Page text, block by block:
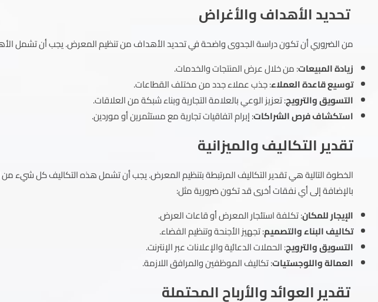
تحديد الأهداف والأغراض
من الضروري أن تكون دراسة الجدوى واضحة في تحديد الأهداف من تنظيم المعرض. يجب أن تشمل
زيادة المبيعات: من خلال عرض المنتجات والخدمات.
توسيع قاعدة العملاء: جذب عملاء جدد من مختلف القطاعات.
التسويق والترويج: تعزيز الوعي بالعلامة التجارية وبناء شبكة من العلاقات.
استكشاف فرص الشراكات: إبرام اتفاقيات تجارية مع مستثمرين أو موردين.
تقدير التكاليف والميزانية
الخطوة التالية هي تقدير التكاليف المرتبطة بتنظيم المعرض. يجب أن تشمل هذه التكاليف كل شيء من
بالإضافة إلى أي نفقات أخرى قد تكون ضرورية مثل:
الإيجار للمكان: تكلفة استئجار المعرض أو قاعات العرض.
تكاليف البناء والتصميم: تجهيز الأجنحة وتنظيم الفضاء.
التسويق والترويج: الحملات الدعائية والإعلانات عبر الإنترنت.
العمالة واللوجستيات: تكاليف الموظفين والمرافق اللازمة.
تقدير العوائد والأرباح المحتملة